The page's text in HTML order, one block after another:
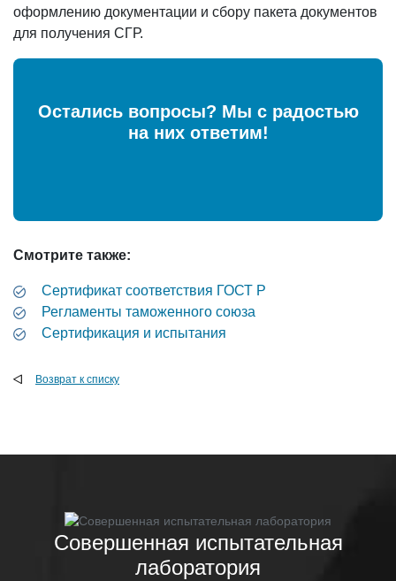
оформлению документации и сбору пакета документов
для получения СГР.
Остались вопросы? Мы с радостью
на них ответим!
Смотрите также:
Cертификат соответствия ГОСТ Р
Регламенты таможенного союза
Сертификация и испытания
Возврат к списку
Совершенная испытательная
лаборатория